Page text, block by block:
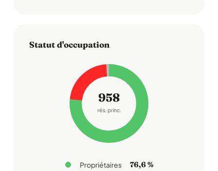
Statut d'occupation
958
rés. princ.
Propriétaires 76,6 %